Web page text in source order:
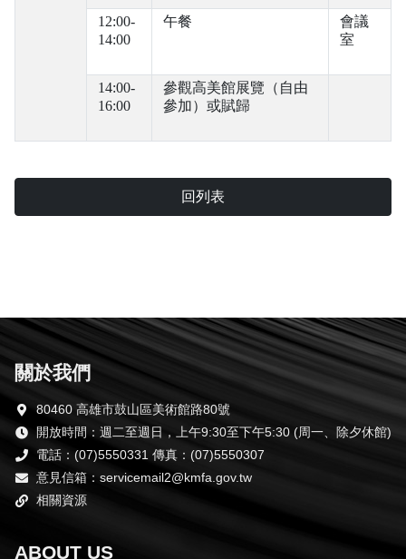
12:00-
14:00
午餐
會議
室
14:00-
16:00
參觀高美館展覽（自由
參加）或賦歸
回列表
關於我們
80460 高雄市鼓山區美術館路80號
開放時間：週二至週日，上午9:30至下午5:30 (周一、除夕休館)
電話：(07)5550331 傳真：(07)5550307
意見信箱：servicemail2@kmfa.gov.tw
相關資源
ABOUT US